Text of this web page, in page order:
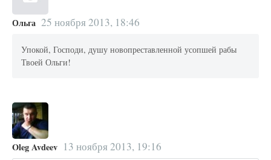
Ольга 25 ноября 2013, 18:46
Упокой, Господи, душу новопреставленной усопшей рабы
Твоей Ольги!
Oleg Avdeev 13 ноября 2013, 19:16